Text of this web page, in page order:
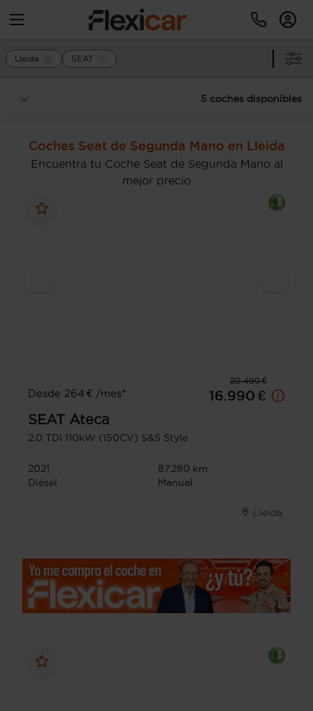
Lleida SEAT
5 coches disponibles
Coches Seat de Segunda Mano en Lleida
Encuentra tu Coche Seat de Segunda Mano al
mejor precio
20.490 €
Desde 264 € /mes*
16.990 €
SEAT Ateca
2.0 TDI 110kW (150CV) S&S Style
2021
87.280 km
Diésel
Manual
Lleida